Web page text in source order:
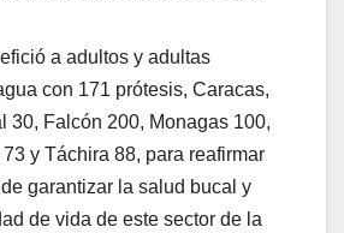
a adultos y adultas
con 171 prótesis, Caracas,
30, Falcón 200, Monagas 100,
y Táchira 88, para reafirmar
garantizar la salud bucal y
de vida de este sector de la